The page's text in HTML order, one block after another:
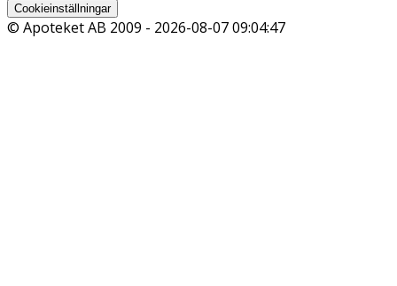
Cookieinställningar
© Apoteket AB 2009 - 2026-08-07 09:04:47